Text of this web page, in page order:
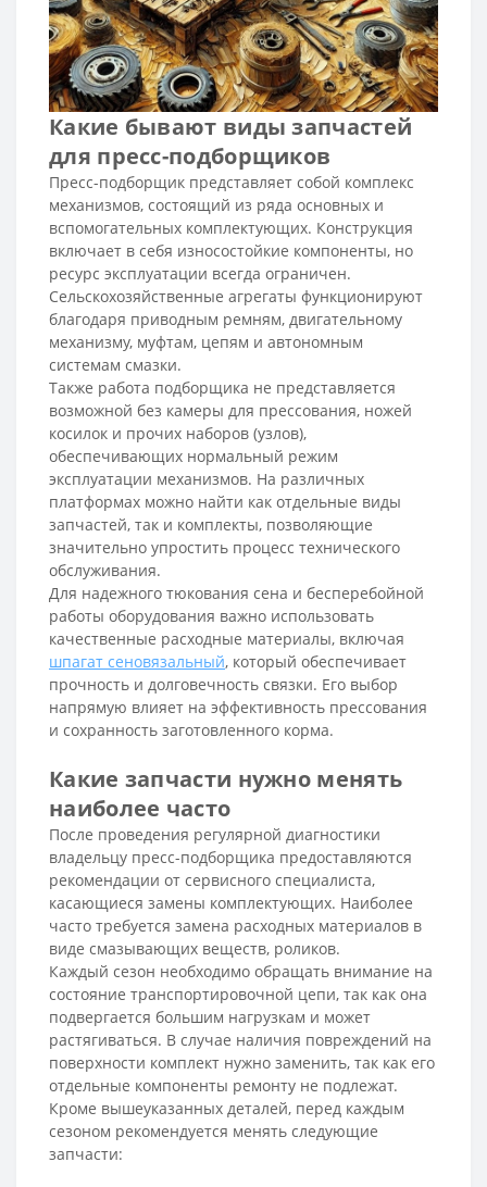
Какие бывают виды запчастей
для пресс-подборщиков
Пресс-подборщик представляет собой комплекс
механизмов, состоящий из ряда основных и
вспомогательных комплектующих. Конструкция
включает в себя износостойкие компоненты, но
ресурс эксплуатации всегда ограничен.
Сельскохозяйственные агрегаты функционируют
благодаря приводным ремням, двигательному
механизму, муфтам, цепям и автономным
системам смазки.
Также работа подборщика не представляется
возможной без камеры для прессования, ножей
косилок и прочих наборов (узлов),
обеспечивающих нормальный режим
эксплуатации механизмов. На различных
платформах можно найти как отдельные виды
запчастей, так и комплекты, позволяющие
значительно упростить процесс технического
обслуживания.
Для надежного тюкования сена и бесперебойной
работы оборудования важно использовать
качественные расходные материалы, включая
шпагат сеновязальный, который обеспечивает
прочность и долговечность связки. Его выбор
напрямую влияет на эффективность прессования
и сохранность заготовленного корма.
Какие запчасти нужно менять
наиболее часто
После проведения регулярной диагностики
владельцу пресс-подборщика предоставляются
рекомендации от сервисного специалиста,
касающиеся замены комплектующих. Наиболее
часто требуется замена расходных материалов в
виде смазывающих веществ, роликов.
Каждый сезон необходимо обращать внимание на
состояние транспортировочной цепи, так как она
подвергается большим нагрузкам и может
растягиваться. В случае наличия повреждений на
поверхности комплект нужно заменить, так как его
отдельные компоненты ремонту не подлежат.
Кроме вышеуказанных деталей, перед каждым
сезоном рекомендуется менять следующие
запчасти: